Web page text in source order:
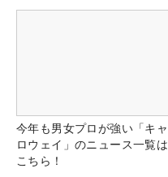
今年も男女プロが強い「キャ
ロウェイ」のニュース一覧は
こちら！